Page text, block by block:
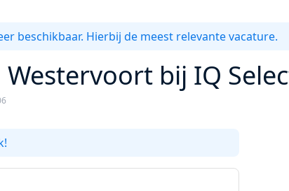
beschikbaar. Hierbij de meest relevante vacature.
bij IQ